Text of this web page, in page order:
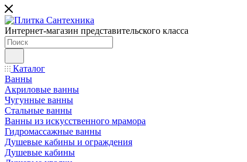
Интернет-магазин представительского класса
Каталог
Ванны
Акриловые ванны
Чугунные ванны
Стальные ванны
Ванны из искусственного мрамора
Гидромассажные ванны
Душевые кабины и ограждения
Душевые кабины